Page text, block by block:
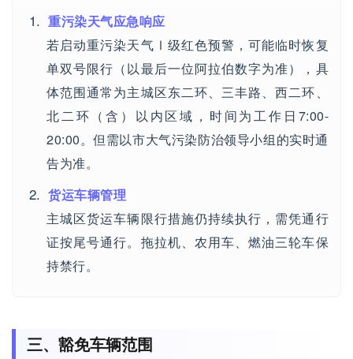
重污染天气应急响应
若启动重污染天气Ⅰ级红色预警，可能临时恢复
单双号限行（以最后一位阿拉伯数字为准），具
体范围通常为主城区东二环、三丰路、西二环、
北二环（含）以内区域，时间为工作日7:00-
20:00。但需以市大气污染防治领导小组的实时通
告为准。
货运车辆管理
主城区货运车辆限行措施仍持续执行，需凭通行
证按尾号通行。拖拉机、农用车、燃油三轮车保
持禁行。
三、豁免车辆范围